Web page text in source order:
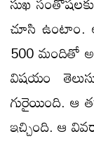
చూసి ఉంటాం.
500 మందితో
విషయం
గురైయింది. ఆ
ఇచ్చింది. ఆ